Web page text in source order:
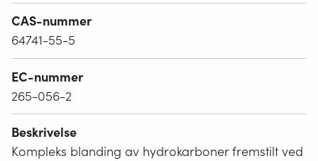
CAS-nummer
64741-55-5
EC-nummer
265-056-2
Beskrivelse
Kompleks blanding av hydrokarboner fremstilt ved